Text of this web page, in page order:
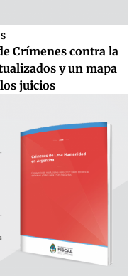
Crímenes contra la
y un mapa
juicios